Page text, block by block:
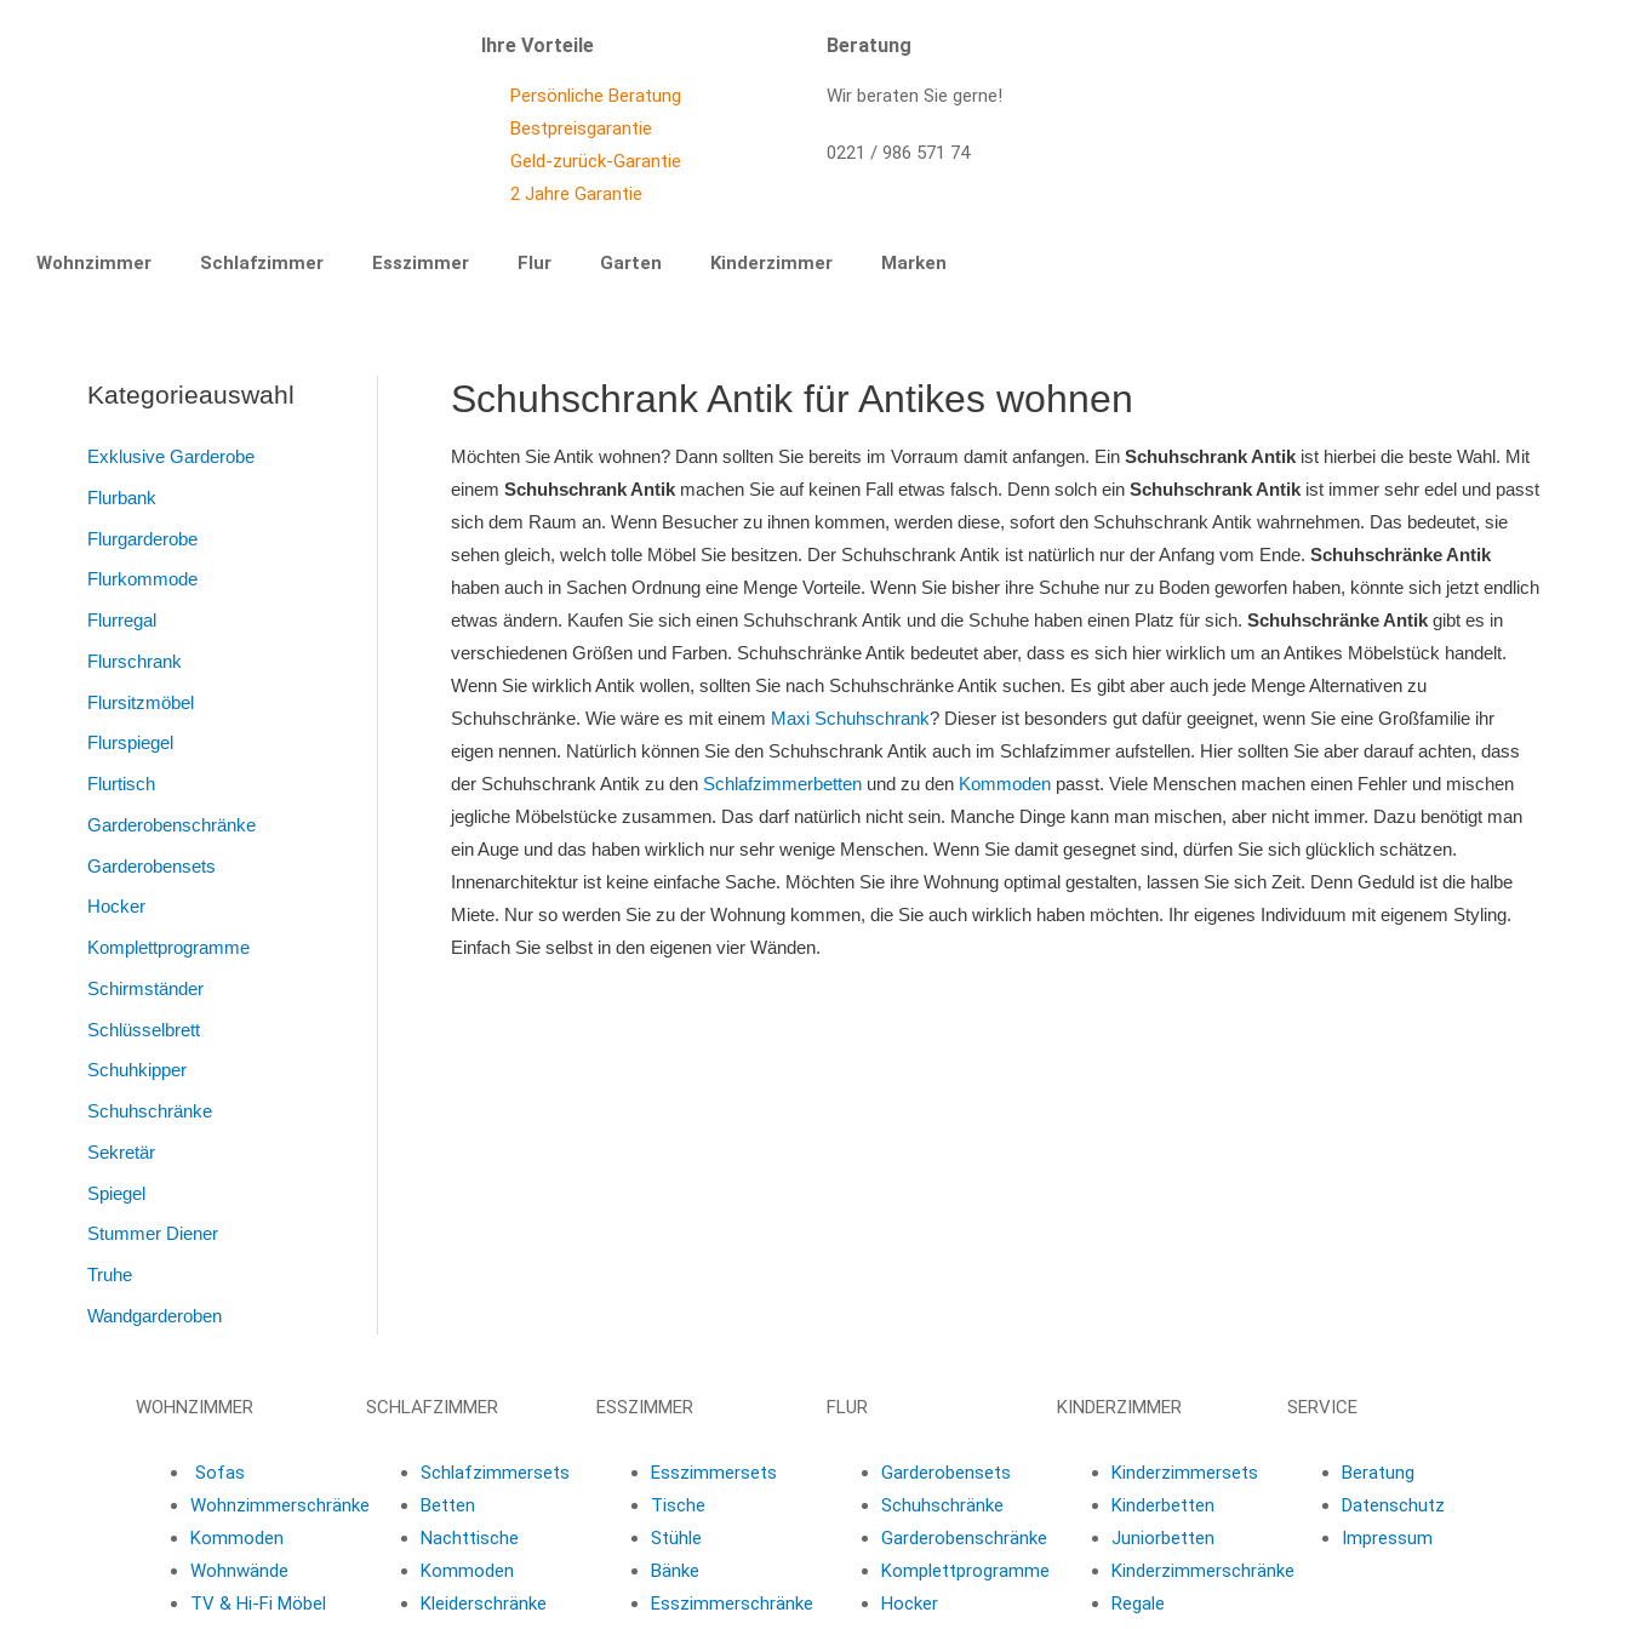
Ihre Vorteile
Persönliche Beratung
Bestpreisgarantie
Geld-zurück-Garantie
2 Jahre Garantie
Beratung
Wir beraten Sie gerne!
0221 / 986 571 74
Wohnzimmer Schlafzimmer Esszimmer Flur Garten Kinderzimmer Marken
Kategorieauswahl
Exklusive Garderobe
Flurbank
Flurgarderobe
Flurkommode
Flurregal
Flurschrank
Flursitzmöbel
Flurspiegel
Flurtisch
Garderobenschränke
Garderobensets
Hocker
Komplettprogramme
Schirmständer
Schlüsselbrett
Schuhkipper
Schuhschränke
Sekretär
Spiegel
Stummer Diener
Truhe
Wandgarderoben
Schuhschrank Antik für Antikes wohnen
Möchten Sie Antik wohnen? Dann sollten Sie bereits im Vorraum damit anfangen. Ein Schuhschrank Antik ist hierbei die beste Wahl. Mit
einem Schuhschrank Antik machen Sie auf keinen Fall etwas falsch. Denn solch ein Schuhschrank Antik ist immer sehr edel und passt
sich dem Raum an. Wenn Besucher zu ihnen kommen, werden diese, sofort den Schuhschrank Antik wahrnehmen. Das bedeutet, sie
sehen gleich, welch tolle Möbel Sie besitzen. Der Schuhschrank Antik ist natürlich nur der Anfang vom Ende. Schuhschränke Antik
haben auch in Sachen Ordnung eine Menge Vorteile. Wenn Sie bisher ihre Schuhe nur zu Boden geworfen haben, könnte sich jetzt endlich
etwas ändern. Kaufen Sie sich einen Schuhschrank Antik und die Schuhe haben einen Platz für sich. Schuhschränke Antik gibt es in
verschiedenen Größen und Farben. Schuhschränke Antik bedeutet aber, dass es sich hier wirklich um an Antikes Möbelstück handelt.
Wenn Sie wirklich Antik wollen, sollten Sie nach Schuhschränke Antik suchen. Es gibt aber auch jede Menge Alternativen zu
Schuhschränke. Wie wäre es mit einem Maxi Schuhschrank? Dieser ist besonders gut dafür geeignet, wenn Sie eine Großfamilie ihr
eigen nennen. Natürlich können Sie den Schuhschrank Antik auch im Schlafzimmer aufstellen. Hier sollten Sie aber darauf achten, dass
der Schuhschrank Antik zu den Schlafzimmerbetten und zu den Kommoden passt. Viele Menschen machen einen Fehler und mischen
jegliche Möbelstücke zusammen. Das darf natürlich nicht sein. Manche Dinge kann man mischen, aber nicht immer. Dazu benötigt man
ein Auge und das haben wirklich nur sehr wenige Menschen. Wenn Sie damit gesegnet sind, dürfen Sie sich glücklich schätzen.
Innenarchitektur ist keine einfache Sache. Möchten Sie ihre Wohnung optimal gestalten, lassen Sie sich Zeit. Denn Geduld ist die halbe
Miete. Nur so werden Sie zu der Wohnung kommen, die Sie auch wirklich haben möchten. Ihr eigenes Individuum mit eigenem Styling.
Einfach Sie selbst in den eigenen vier Wänden.
WOHNZIMMER
Sofas
Wohnzimmerschränke
Kommoden
Wohnwände
TV & Hi-Fi Möbel
SCHLAFZIMMER
Schlafzimmersets
Betten
Nachttische
Kommoden
Kleiderschränke
ESSZIMMER
Esszimmersets
Tische
Stühle
Bänke
Esszimmerschränke
FLUR
Garderobensets
Schuhschränke
Garderobenschränke
Komplettprogramme
Hocker
KINDERZIMMER
Kinderzimmersets
Kinderbetten
Juniorbetten
Kinderzimmerschränke
Regale
SERVICE
Beratung
Datenschutz
Impressum